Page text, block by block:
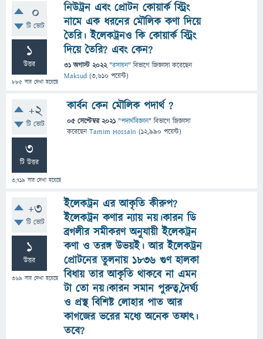
0
টি ভোট
1
উত্তর
885 বার দেখা হয়েছে
নিউট্রন এবং প্রোটন কোয়ার্ক স্ট্রিং
নামে এক ধরনের মৌলিক কণা দিয়ে
তৈরি। ইলেকট্রনও কি কোয়ার্ক স্ট্রিং
দিয়ে তৈরি? এবং কেন?
31 অগাস্ট 2022 "রসায়ন" বিভাগে জিজ্ঞাসাকরেছেন
Maksud (3,610 পয়েন্ট)
+2
টি ভোট
3
টি উত্তর
3,719 বার দেখা হয়েছে
কার্বন কেন মৌলিক পদার্থ ?
05 সেপ্টেম্বর 2021 "পদার্থবিজ্ঞান" বিভাগে জিজ্ঞাসা
করেছেনTamim Hossain (12,990 পয়েন্ট)
+3
টি ভোট
1
উত্তর
369 বার দেখা হয়েছে
ইলেকট্রন এর আকৃতি কীরুপ?
ইলেকট্রন কণার ন্যায় নয়।কারন ডি
ব্রগলীর সমীকরণ অনুযায়ী ইলেকট্রন
কণা ও তরঙ্গ উভয়ই। আর ইলেকট্রন
প্রোটনের তুলনায় ১৮৩৬ গুণ হালকা
বিধায় তার আকৃতি থাকবে না এমন
টা তো নয়।কারন সমান পুরুত্ব,দৈর্ঘ্য
ও প্রস্থ বিশিষ্ট লোহার পাত আর
কাগজের ভরের মধ্যে অনেক তফাৎ।
তবে?